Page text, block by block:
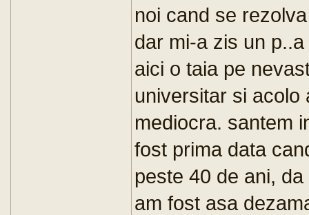
noi cand se
dar mi-a zis un
aici o taia pe
universitar si acolo
mediocra. santem
fost prima data
peste 40 de ani,
am fost asa